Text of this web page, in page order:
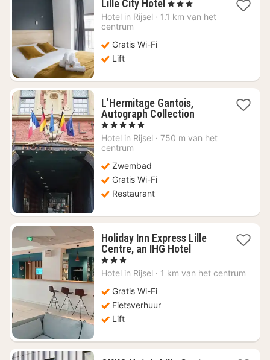
Lille City Hotel 1
nacht
, 3 Sterren
Hotel in Rijsel · 1.1 km van het
centrum
Gratis Wi-Fi
Lift
L'Hermitage Gantois,
Autograph Collection1
vanaf
, 5 Sterren
Hotel in Rijsel · 750 m van het
centrum
Zwembad
Gratis Wi-Fi
Restaurant
Holiday Inn Express Lille
Centre, an IHG Hotel1
vanaf
, 3 Sterren
Hotel in Rijsel · 1 km van het centrum
Gratis Wi-Fi
Fietsverhuur
Lift